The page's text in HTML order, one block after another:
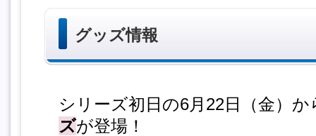
グッズ情報
シリーズ初日の6月22日（金）
ズが登場！